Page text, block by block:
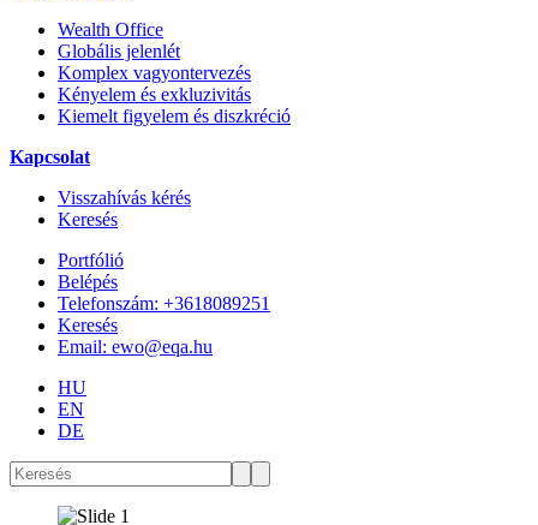
Wealth Office
Globális jelenlét
Komplex vagyontervezés
Kényelem és exkluzivitás
Kiemelt figyelem és diszkréció
Kapcsolat
Visszahívás kérés
Keresés
Portfólió
Belépés
Telefonszám: +3618089251
Keresés
Email: ewo@eqa.hu
HU
EN
DE